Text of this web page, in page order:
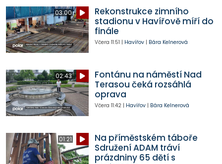
03:00
Rekonstrukce zimního
stadionu v Havířově míří do
finále
Včera 11:51 | Havířov| Bára Kelnerová
02:43
Fontánu na náměstí Nad
Terasou čeká rozsáhlá
oprava
Včera 11:42| Havířov| Bára Kelnerová
01:21
Na příměstském táboře
Sdružení ADAM tráví
prázdniny 65 dětí s